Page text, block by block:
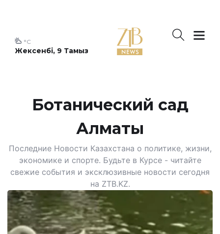
Жексенбі, 9 Тамыз
°C
Ботанический сад
Алматы
Последние Новости Казахстана о политике, жизни,
экономике и спорте. Будьте в Курсе - читайте
свежие события и эксклюзивные новости сегодня
на ZTB.KZ.